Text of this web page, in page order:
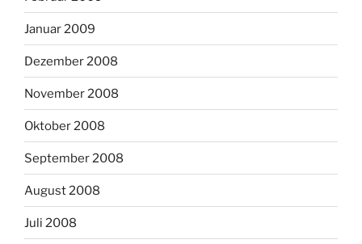
Januar 2009
Dezember 2008
November 2008
Oktober 2008
September 2008
August 2008
Juli 2008